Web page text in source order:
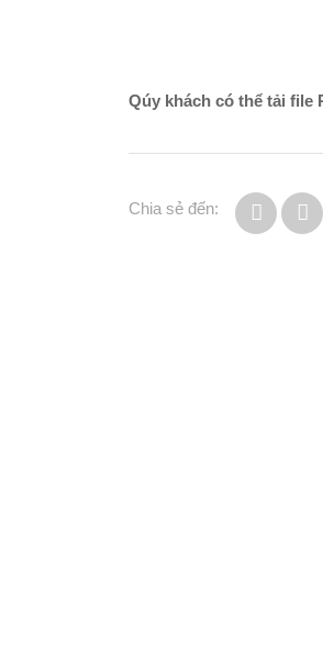
Qúy khách có thể tải file
Chia sẻ đến: